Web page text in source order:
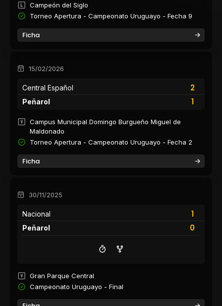
Campeón del Siglo
Torneo Apertura - Campeonato Uruguayo - Fecha 9
Ficha
15/02/2026
Central Español
2
1
Peñarol
Campus Municipal Domingo Burgueño Miguel de
Maldonado
Torneo Apertura - Campeonato Uruguayo - Fecha 2
Ficha
30/11/2025
Nacional
1
0
Peñarol
Gran Parque Central
Campeonato Uruguayo - Final